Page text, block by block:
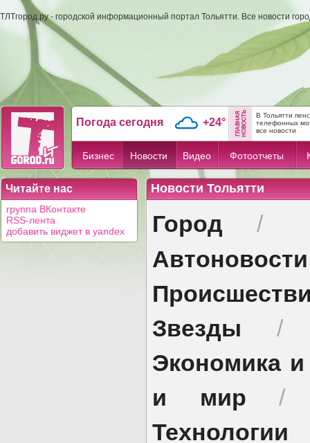
ТЛТгород.ру - городской информационный портал Тольятти. Все новости
Погода сегодня +24°
В Тольятти
телефонных
все новости
Бизнес Новости Видео Фотоотчеты
Читайте нас
группа ВКонтакте
RSS-лента
добавить виджет в yandex
Новости Тольятти
Город /
Автоновости
Звезды
Экономика
и мир
Технологии